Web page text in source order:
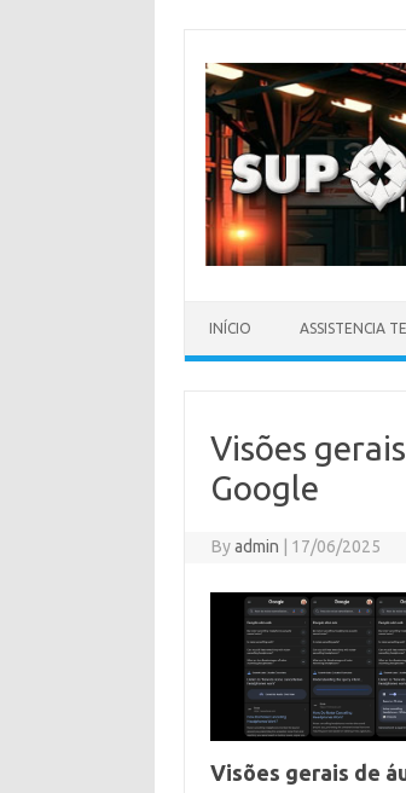
content
INÍCIO ASSISTENCIA
Visões
Google
Byadmin 17/06/2025
Visões gerais de